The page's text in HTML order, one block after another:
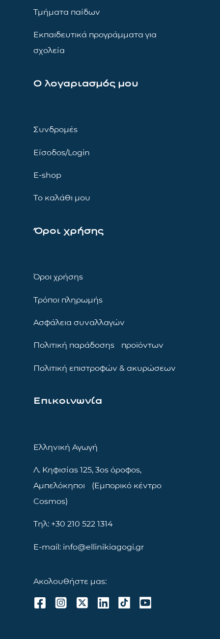
Τμήματα παίδων
Εκπαιδευτικά προγράμματα για
σχολεία
Ο λογαριασμός μου
Συνδρομές
Είσοδος/Login
E-shop
Το καλάθι μου
Όροι χρήσης
Όροι χρήσης
Τρόποι πληρωμής
Ασφάλεια συναλλαγών
Πολιτική παράδοσης προϊόντων
Πολιτική επιστροφών & ακυρώσεων
Επικοινωνία
Ελληνική Αγωγή
Λ. Κηφισίας 125, 3ος όροφος,
Αμπελόκηποι (Εμπορικό κέντρο
Cosmos)
Τηλ: +30 210 522 1314
E-mail: info@ellinikiagogi.gr
Ακολουθήστε μας: